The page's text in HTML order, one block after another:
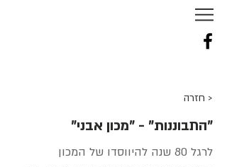
< חזרה
"התבוננות" - "מכון אבני"
לרגל 80 שנה להיווסדו של המכון